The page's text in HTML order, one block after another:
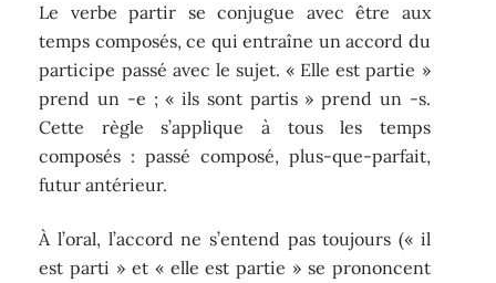
Le verbe partir se conjugue avec être aux
temps composés, ce qui entraîne un accord du
participe passé avec le sujet. « Elle est partie »
prend un -e ; « ils sont partis » prend un -s.
Cette règle s’applique à tous les temps
composés : passé composé, plus-que-parfait,
futur antérieur.
À l’oral, l’accord ne s’entend pas toujours (« il
est parti » et « elle est partie » se prononcent